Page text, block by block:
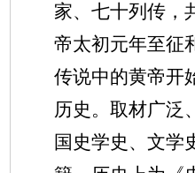
家、七十列传，
帝太初元年至征
传说中的黄帝开
历史。取材广泛
国史学史、文学